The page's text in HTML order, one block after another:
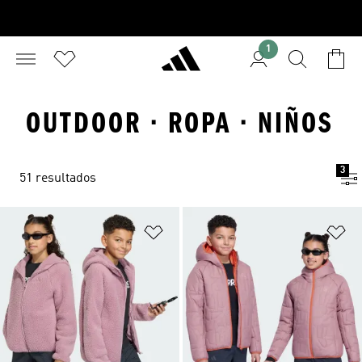
1
OUTDOOR · ROPA · NIÑOS
51 resultados
3
Añadir a la lista de deseos